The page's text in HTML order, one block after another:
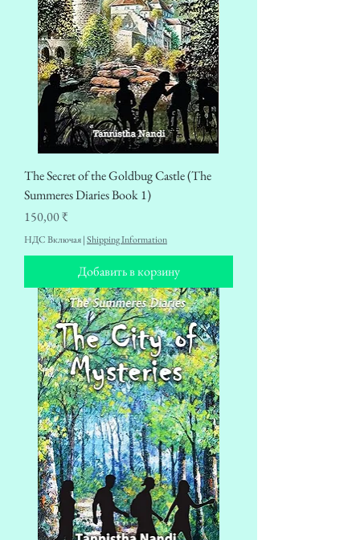
The Secret of the Goldbug Castle (The
Summeres Diaries Book 1)
Цена
150,00 ₹
НДС Включая|Shipping Information
Добавить в корзину